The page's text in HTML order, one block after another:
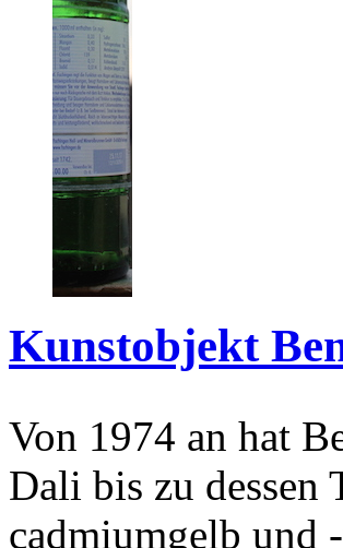
Kunstobjekt
Von 1974 an hat
Dali bis zu dessen
cadmiumgelb und